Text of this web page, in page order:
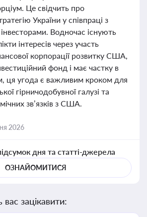
Це свідчить про
України у співпраці з
Водночас існують
інтересів через участь
корпорації розвитку США,
фонд і має частку в
ця угода є важливим кроком для
гірничодобувної галузі та
зв’язків з США.
2026
дня та статті-джерела
ОЗНАЙОМИТИСЯ
зацікавити: